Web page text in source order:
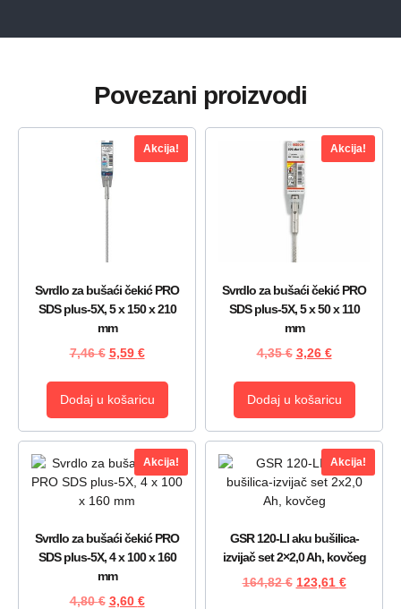
Povezani proizvodi
Akcija!
Svrdlo za bušaći čekić PRO
SDS plus-5X, 5 x 150 x 210
mm
7,46€ 5,59 €
Dodaj u košaricu
Akcija!
Svrdlo za bušaći čekić PRO
SDS plus-5X, 5 x 50 x 110
mm
4,35€ 3,26 €
Dodaj u košaricu
Akcija!
Svrdlo za bušaći čekić PRO
SDS plus-5X, 4 x 100 x 160
mm
4,80€ 3,60 €
Akcija!
GSR 120-LI aku bušilica-
izvijač set 2×2,0 Ah, kovčeg
164,82€ 123,61 €